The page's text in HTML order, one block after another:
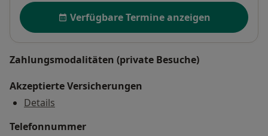
Verfügbarkeit
Verfügbare Termine anzeigen
Zahlungsmodalitäten (private Besuche)
Akzeptierte Versicherungen
Details
Telefonnummer